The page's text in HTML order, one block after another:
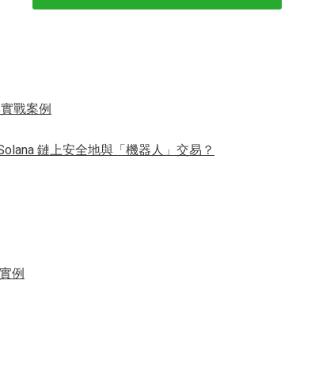
戰案例
鏈上安全地與「機器人」交易？
例